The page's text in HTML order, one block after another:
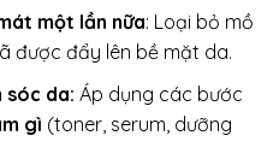
một lần nữa: Loại bỏ mồ
được đẩy lên bề mặt da.
sóc da: Áp dụng các bước
gì (toner, serum, dưỡng